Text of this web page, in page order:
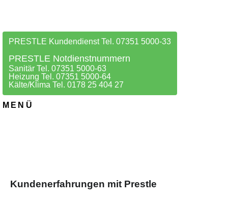
PRESTLE Kundendienst Tel. 07351 5000-33
PRESTLE Notdienstnummern
Sanitär Tel. 07351 5000-63
Heizung Tel. 07351 5000-64
Kälte/Klima Tel. 0178 25 404 27
MENÜ
Kundenerfahrungen mit Prestle